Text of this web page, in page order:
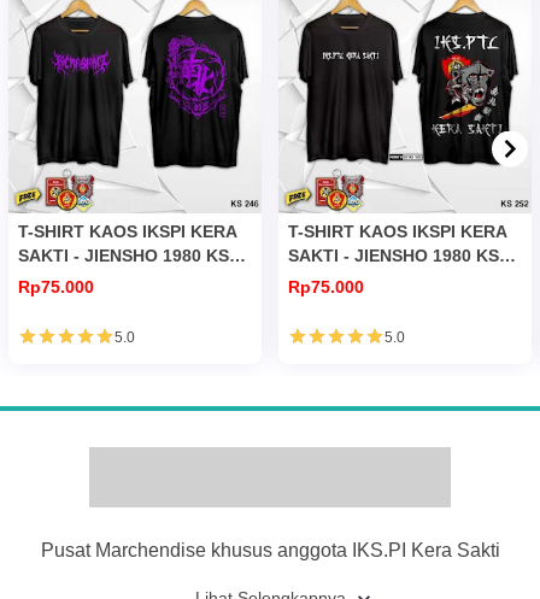
T-SHIRT KAOS IKSPI KERA
SAKTI - JIENSHO 1980 KS
246
Rp75.000
5.0
T-SHIRT KAOS IKSPI KERA
SAKTI - JIENSHO 1980 KS
252
Rp75.000
5.0
Pusat Marchendise khusus anggota IKS.PI Kera Sakti